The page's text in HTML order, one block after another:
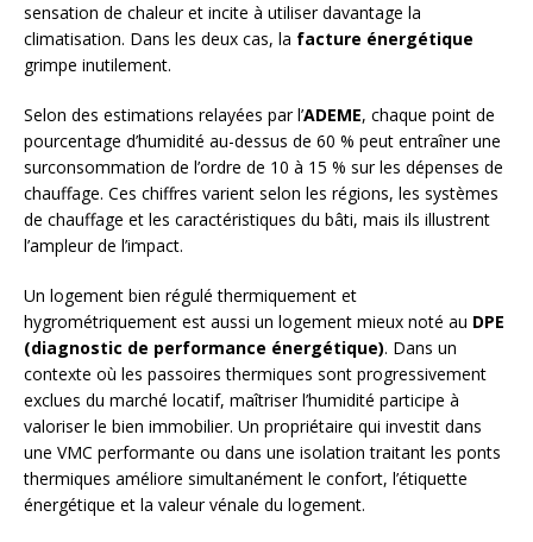
sensation de chaleur et incite à utiliser davantage la
climatisation. Dans les deux cas, la facture énergétique
grimpe inutilement.
Selon des estimations relayées par l’ADEME, chaque point de
pourcentage d’humidité au-dessus de 60 % peut entraîner une
surconsommation de l’ordre de 10 à 15 % sur les dépenses de
chauffage. Ces chiffres varient selon les régions, les systèmes
de chauffage et les caractéristiques du bâti, mais ils illustrent
l’ampleur de l’impact.
Un logement bien régulé thermiquement et
hygrométriquement est aussi un logement mieux noté au DPE
(diagnostic de performance énergétique). Dans un
contexte où les passoires thermiques sont progressivement
exclues du marché locatif, maîtriser l’humidité participe à
valoriser le bien immobilier. Un propriétaire qui investit dans
une VMC performante ou dans une isolation traitant les ponts
thermiques améliore simultanément le confort, l’étiquette
énergétique et la valeur vénale du logement.